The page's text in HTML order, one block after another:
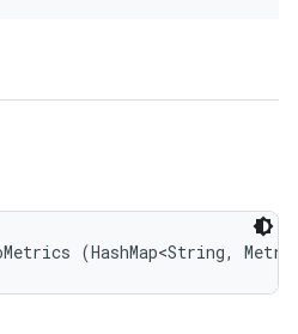
(HashMap<String,